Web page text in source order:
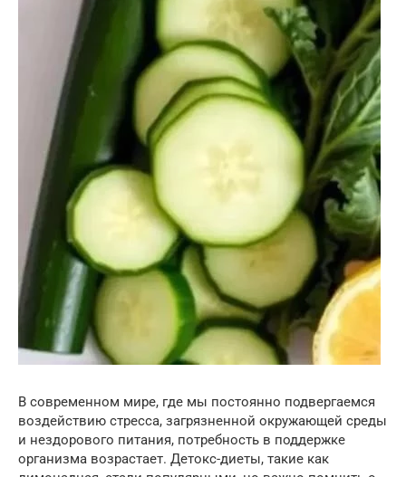
В современном мире, где мы постоянно подвергаемся
воздействию стресса, загрязненной окружающей среды
и нездорового питания, потребность в поддержке
организма возрастает. Детокс-диеты, такие как